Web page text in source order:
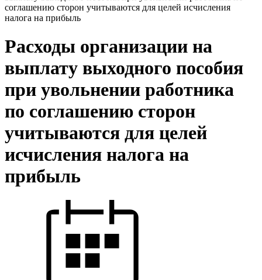
соглашению сторон учитываются для целей исчисления
налога на прибыль
Расходы организации на
выплату выходного пособия
при увольнении работника
по соглашению сторон
учитываются для целей
исчисления налога на
прибыль